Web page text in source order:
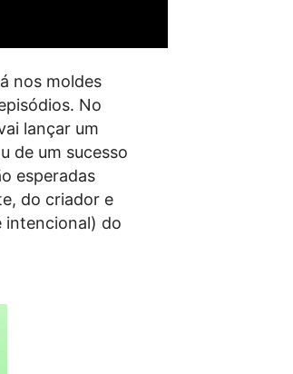
nos moldes
No
lançar um
de um sucesso
esperadas
do criador e
intencional) do